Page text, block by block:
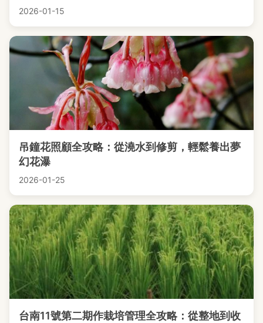
2026-01-15
吊鐘花照顧全攻略：從澆水到修剪，輕鬆養出夢
幻花瀑
2026-01-25
台南11號第二期作栽培管理全攻略：從整地到收